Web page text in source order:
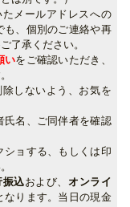
メールアドレスへの
も、個別のご連絡や再
了承ください。
いをご確認いただき、
しないよう、お気を
氏名、ご同伴者を確認
ショする、もしくは印
振込および、 オンライ
なります。当日の現金